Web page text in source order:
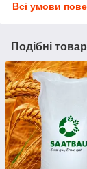
Всі умови
Подібні